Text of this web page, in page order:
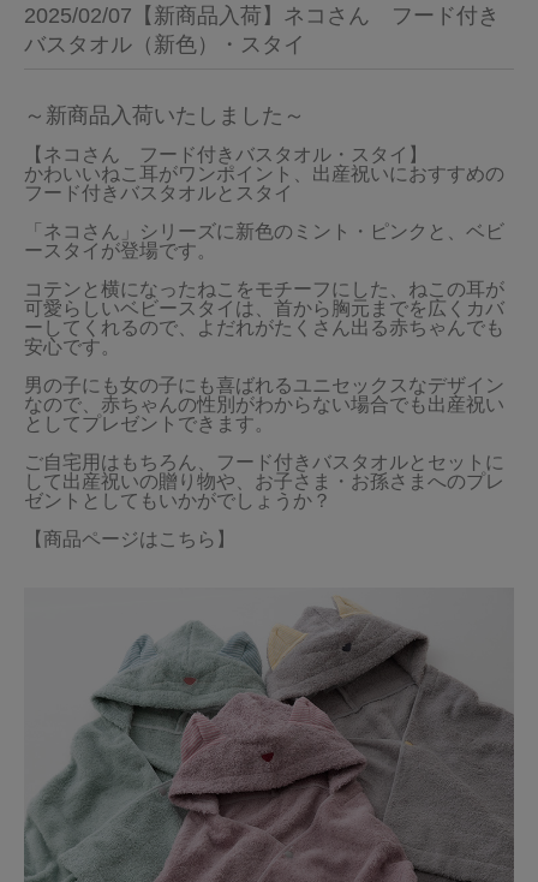
2025/02/07【新商品入荷】ネコさん フード付き
バスタオル（新色）・スタイ
～新商品入荷いたしました～
【ネコさん　フード付きバスタオル・スタイ】
かわいいねこ耳がワンポイント、出産祝いにおすすめの
フード付きバスタオルとスタイ
「ネコさん」シリーズに新色のミント・ピンクと、ベビ
ースタイが登場です。
コテンと横になったねこをモチーフにした、ねこの耳が
可愛らしいベビースタイは、首から胸元までを広くカバ
ーしてくれるので、よだれがたくさん出る赤ちゃんでも
安心です。
男の子にも女の子にも喜ばれるユニセックスなデザイン
なので、赤ちゃんの性別がわからない場合でも出産祝い
としてプレゼントできます。
ご自宅用はもちろん、フード付きバスタオルとセットに
して出産祝いの贈り物や、お子さま・お孫さまへのプレ
ゼントとしてもいかがでしょうか？
【商品ページはこちら】